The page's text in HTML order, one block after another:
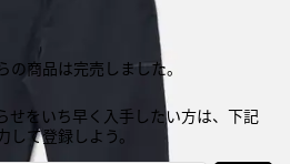
商品は完売しました。
せをいち早く入手したい方は、下記
て登録しよう。